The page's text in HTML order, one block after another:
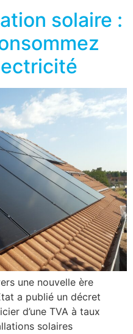
solaire :
une nouvelle ère
a publié un décret
d’une TVA à taux
solaires